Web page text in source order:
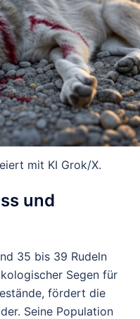
mit KI Grok/X.
und
35 bis 39 Rudeln
Segen für
fördert die
Seine Population